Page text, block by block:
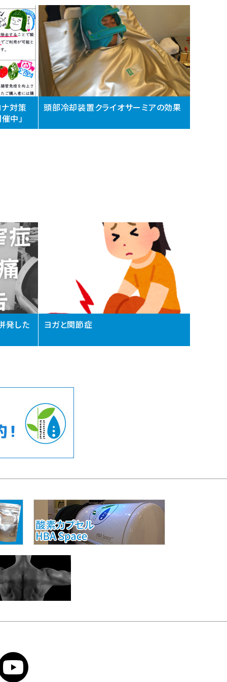
対策
中」
頭部冷却装置クライオサーミアの効果
発した ヨガと関節症